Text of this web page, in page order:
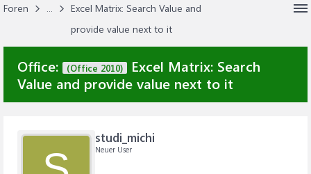
Foren ...
Excel Matrix: Search Value and
provide value next to it
Office: (Office 2010)
Excel Matrix: Search
Value and provide value next to it
studi_michi
Neuer User